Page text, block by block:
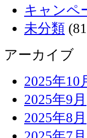
キャンペ
未分類
アーカイブ
2025年10
2025年9月
2025年8月